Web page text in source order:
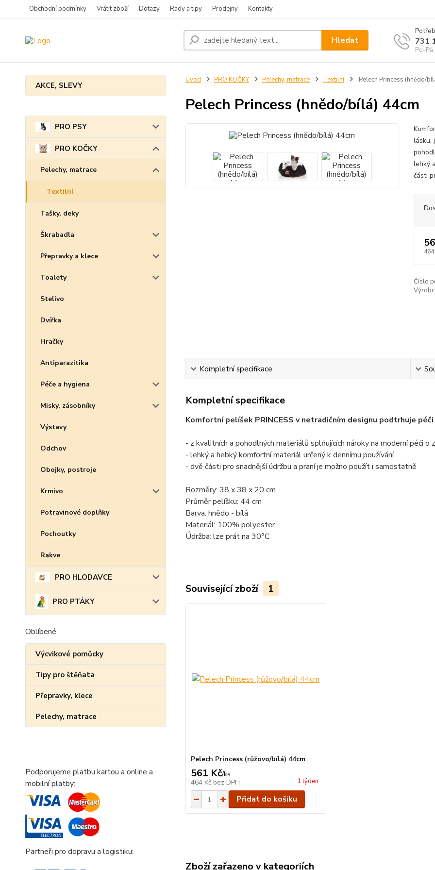
Obchodní podmínky Vrátit zboží Dotazy Rady a tipy Prodejny Kontakty
Hledat 731
Po-
AKCE, SLEVY
PRO PSY
PRO KOČKY
Pelechy, matrace
Textilní
Tašky, deky
Škrabadla
Přepravky a klece
Toalety
Stelivo
Dvířka
Hračky
Antiparazitika
Péče a hygiena
Misky, zásobníky
Výstavy
Odchov
Obojky, postroje
Krmivo
Potravinové doplňky
Pochoutky
Rakve
PRO HLODAVCE
PRO PTÁKY
Oblíbené
Výcvikové pomůcky
Tipy pro štěňata
Přepravky, klece
Pelechy, matrace
Podporujeme platbu kartou a online a
mobilní platby:
Partneři pro dopravu a logistiku:
Úvod PRO KOČKY Pelechy, matrace Textilní Pelech Princess (hnědo/
Pelech Princess (hnědo/bílá) 44cm
lásku,
lehký
části
464
Číslo
Kompletní specifikace
Kompletní specifikace
Komfortní pelíšek PRINCESS v netradičním designu podtrhuje
- z kvalitních a pohodlných materiálů splňujících nároky na moderní péči o
- lehký a hebký komfortní materiál určený k dennímu používání
- dvě části pro snadnější údržbu a praní je možno použít i samostatně
Rozměry: 38 x 38 x 20 cm
Průměr pelíšku: 44 cm
Barva: hnědo - bílá
Materiál: 100% polyester
Údržba: lze prát na 30°C
Související zboží 1
Pelech Princess (růžovo/bílá) 44cm
561 Kč/ks
464 Kč bez DPH 1 týden
Přidat do košíku
Zboží zařazeno v kategoriích